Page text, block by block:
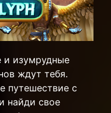
и изумрудные
ждут тебя.
путешествие с
найди свое